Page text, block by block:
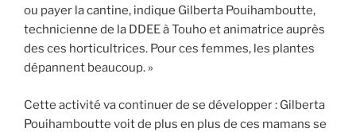
ou payer la cantine, indique Gilberta Pouihamboutte,
technicienne de la DDEE à Touho et animatrice auprès
des ces horticultrices. Pour ces femmes, les plantes
dépannent beaucoup. »
Cette activité va continuer de se développer : Gilberta
Pouihamboutte voit de plus en plus de ces mamans se